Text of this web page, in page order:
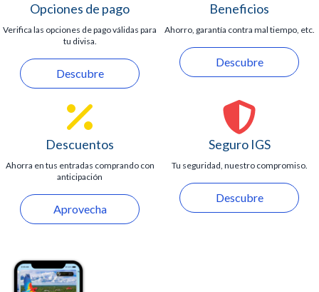
Opciones de pago
Verifica las opciones de pago válidas para
tu divisa.
Descubre
Beneficios
Ahorro, garantía contra mal tiempo, etc.
Descubre
Descuentos
Ahorra en tus entradas comprando con
anticipación
Aprovecha
Seguro IGS
Tu seguridad, nuestro compromiso.
Descubre